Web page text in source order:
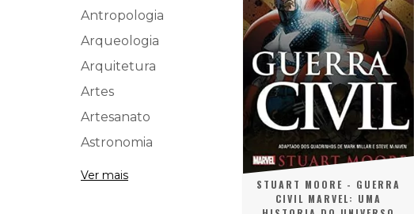
Antropologia
Arqueologia
Arquitetura
Artes
Artesanato
Astronomia
Ver mais
STUART MOORE - GUERRA
CIVIL MARVEL: UMA